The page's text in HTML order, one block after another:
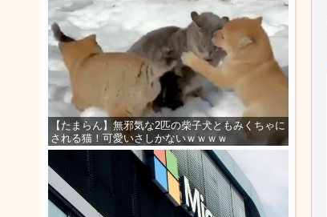
【たまらん】無邪気な2匹の柴子犬ともみくちゃに
される猫！可愛いさしかないｗｗｗｗ